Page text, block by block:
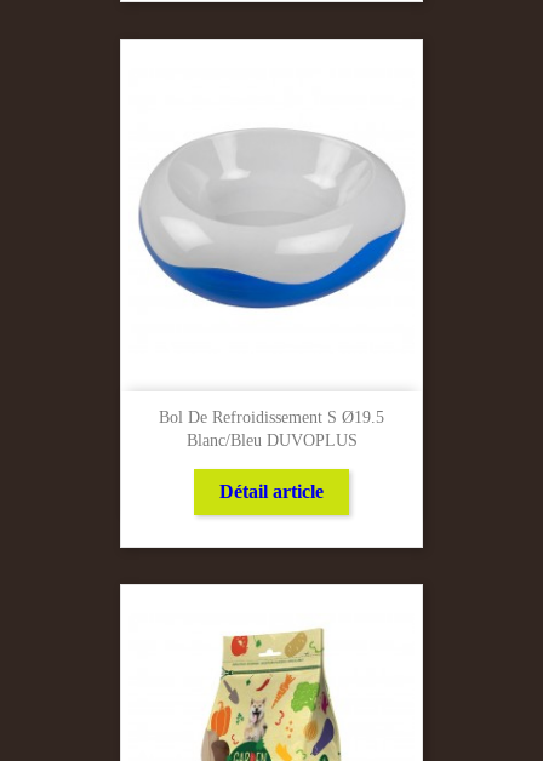
Bol De Refroidissement S Ø19.5
Blanc/bleu DUVOPLUS
Détail article